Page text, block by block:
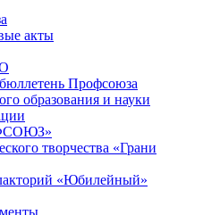
акты
Профсоюза
образования и науки
творчества «Грани
«Юбилейный»